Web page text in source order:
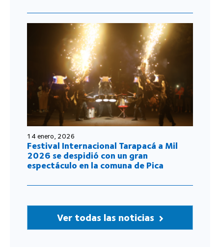
14 enero, 2026
Festival Internacional Tarapacá a Mil
2026 se despidió con un gran
espectáculo en la comuna de Pica
Ver todas las noticias